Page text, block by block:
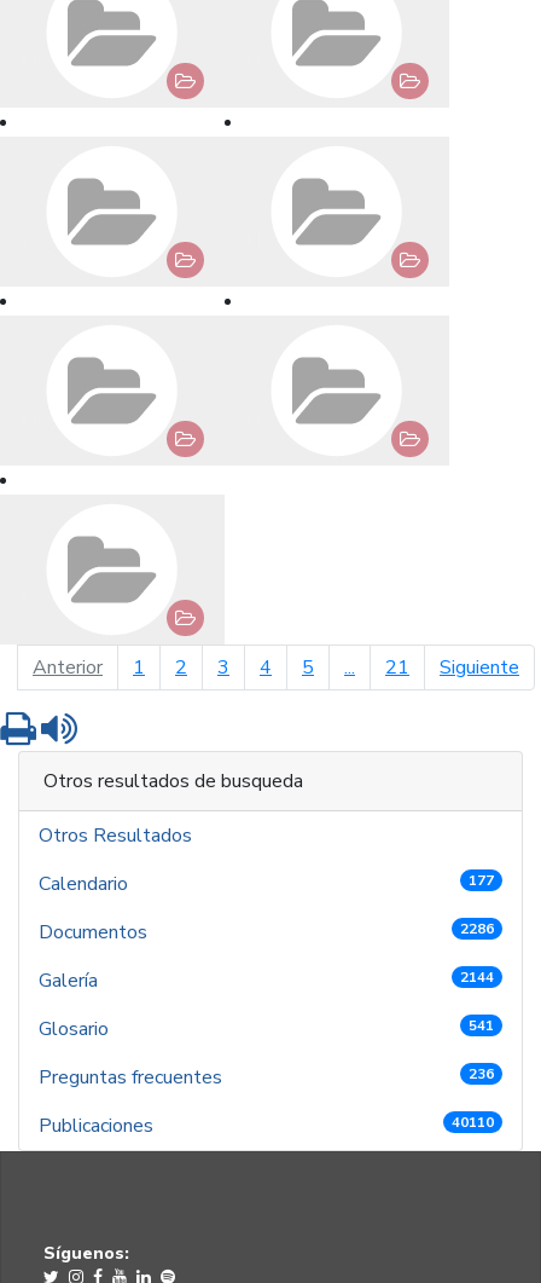
Anteriorpágina anterior
1 2 3 4 5 ... 21 Siguiente
Imprimir
Otros resultados de busqueda
Otros Resultados
Calendario
177
Documentos 2286
Galería 2144
Glosario 541
Preguntas frecuentes 236
Publicaciones 40110
Síguenos: